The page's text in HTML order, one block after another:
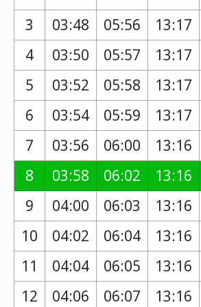
3
03:48 05:56 13:17
4
03:50 05:57 13:17
5
03:52 05:58 13:17
6
03:54 05:59 13:17
7
03:56 06:00 13:16
8
03:58 06:02 13:16
9
04:00 06:03 13:16
10
04:02 06:04 13:16
11
04:04 06:05 13:16
12
04:06 06:07 13:16